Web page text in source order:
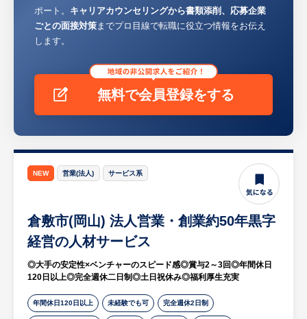
かい雰囲気の職場です。「働きがい」と「安
え入れていただけます。
・他のエリアへ納品応援に行くこともありま
す。
■働き方：
・週休3日制（年休174日）を取り入れてい
ます。※シフト制。土日も休みを取れる環境
ります。
研修内容は製造部にて組立経験、技術部にて
研修機を使ったトレーニング、現場OJTとな
ります。
研修中の住居については基本的に同社でご用
意致します。
ポート。 キャリアカウンセリングから書類添削、応募企業
ごとの面接対策 までプロ目線で転職に役立つ情報をお伝え
します。
無料で会員登録をする
NEW 営業(法人) サービス系
倉敷市(岡山) 法人営業・創業約50年黒字
経営の人材サービス
◎大手の安定性×ベンチャーのスピード感◎賞与2～3回◎年間休日
120日以上◎完全週休二日制◎土日祝休み◎福利厚生充実
年間休日120日以上 未経験でも可 完全週休2日制